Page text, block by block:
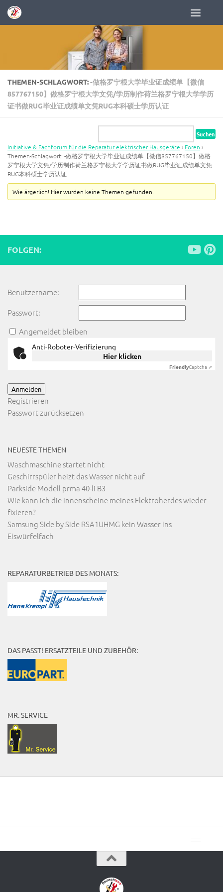
Zum Inhalt springen
THEMEN-SCHLAGWORT:-做格罗宁根大学毕业证成绩单【微信
857767150】做格罗宁根大学文凭/学历制作荷兰格罗宁根大学学历
证书做RUG毕业证成绩单文凭RUG本科硕士学历认证
Initiative & Fachforum für die Reparatur elektrischer Hausgeräte › Foren ›
Themen-Schlagwort: -做格罗宁根大学毕业证成绩单【微信857767150】做格
罗宁根大学文凭/学历制作荷兰格罗宁根大学学历证书做RUG毕业证成绩单文凭
RUG本科硕士学历认证
Wie ärgerlich! Hier wurden keine Themen gefunden.
FOLGEN:
Benutzername:
Passwort:
Angemeldet bleiben
Anti-Roboter-Verifizierung
Hier klicken
FriendlyCaptcha ⇗
Anmelden
Registrieren
Passwort zurücksetzen
NEUESTE THEMEN
Waschmaschine startet nicht
Geschirrspüler heizt das Wasser nicht auf
Parkside Modell prma 40-li B3
Wie kann ich die Innenscheine meines Elektroherdes wieder
fixieren?
Samsung Side by Side RSA1UHMG kein Wasser ins
Eiswürfelfach
REPARATURBETRIEB DES MONATS:
DAS PASST! ERSATZTEILE UND ZUBEHÖR:
MR. SERVICE